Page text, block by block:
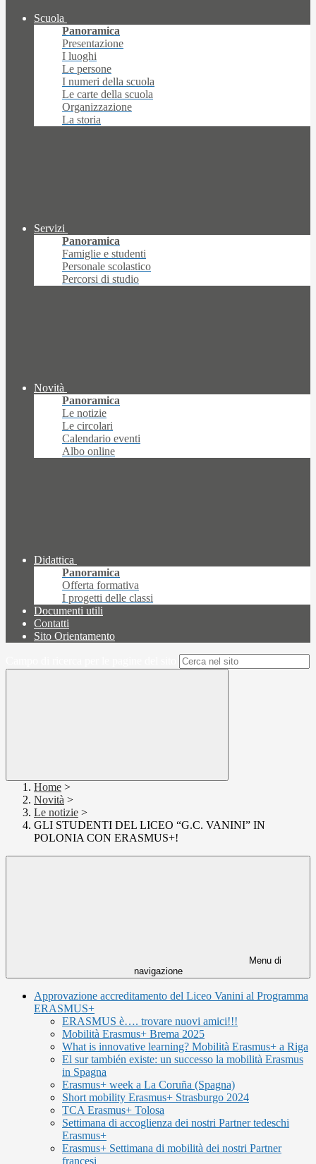
Scuola
Panoramica
Presentazione
I luoghi
Le persone
I numeri della scuola
Le carte della scuola
Organizzazione
La storia
Servizi
Panoramica
Famiglie e studenti
Personale scolastico
Percorsi di studio
Novità
Panoramica
Le notizie
Le circolari
Calendario eventi
Albo online
Didattica
Panoramica
Offerta formativa
I progetti delle classi
Documenti utili
Contatti
Sito Orientamento
Home >
Novità >
Le notizie >
GLI STUDENTI DEL LICEO “G.C. VANINI” IN
POLONIA CON ERASMUS+!
Menu di
navigazione
Approvazione accreditamento del Liceo Vanini al Programma
ERASMUS+
ERASMUS è…. trovare nuovi amici!!!
Mobilità Erasmus+ Brema 2025
What is innovative learning? Mobilità Erasmus+ a Riga
El sur también existe: un successo la mobilità Erasmus
in Spagna
Erasmus+ week a La Coruña (Spagna)
Short mobility Erasmus+ Strasburgo 2024
TCA Erasmus+ Tolosa
Settimana di accoglienza dei nostri Partner tedeschi
Erasmus+
Erasmus+ Settimana di mobilità dei nostri Partner
francesi